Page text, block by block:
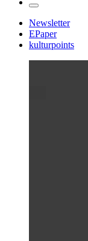
Newsletter
EPaper
kulturpoints